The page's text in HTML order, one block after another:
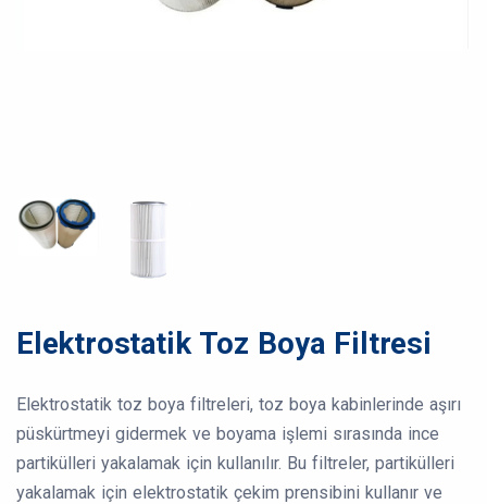
Elektrostatik Toz Boya Filtresi
Elektrostatik toz boya filtreleri, toz boya kabinlerinde aşırı
püskürtmeyi gidermek ve boyama işlemi sırasında ince
partikülleri yakalamak için kullanılır. Bu filtreler, partikülleri
yakalamak için elektrostatik çekim prensibini kullanır ve